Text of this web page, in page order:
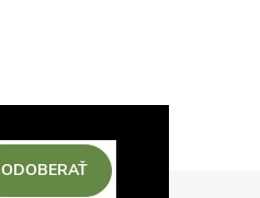
ODOBERAŤ